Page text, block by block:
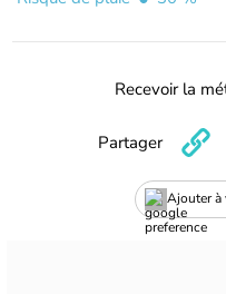
Recevoir la
Ajouter à
Partager